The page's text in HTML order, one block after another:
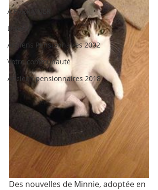
A PARRAINER
Divers
Anciens Pensionnaires 2002
Votre communauté
Anciens pensionnaires 2018
Des nouvelles de Minnie, adoptée en